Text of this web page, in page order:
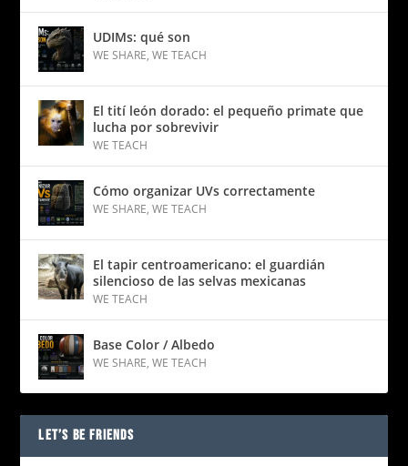
UDIMs: qué son
WE SHARE,WE TEACH
El tití león dorado: el pequeño primate que
lucha por sobrevivir
WE TEACH
Cómo organizar UVs correctamente
WE SHARE,WE TEACH
El tapir centroamericano: el guardián
silencioso de las selvas mexicanas
WE TEACH
Base Color / Albedo
WE SHARE,WE TEACH
LET’S BE FRIENDS